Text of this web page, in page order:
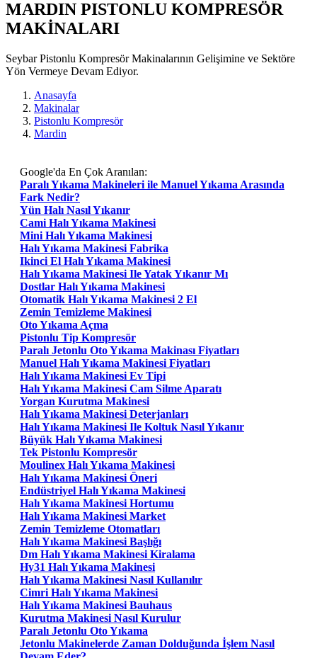
MARDIN PISTONLU KOMPRESÖR
MAKİNALARI
Seybar Pistonlu Kompresör Makinalarının Gelişimine ve Sektöre
Yön Vermeye Devam Ediyor.
Anasayfa
Makinalar
Pistonlu Kompresör
Mardin
Google'da En Çok Aranılan:
Paralı Yıkama Makineleri ile Manuel Yıkama Arasında
Fark Nedir?
Yün Halı Nasıl Yıkanır
Cami Halı Yıkama Makinesi
Mini Halı Yıkama Makinesi
Halı Yıkama Makinesi Fabrika
Ikinci El Halı Yıkama Makinesi
Halı Yıkama Makinesi Ile Yatak Yıkanır Mı
Dostlar Halı Yıkama Makinesi
Otomatik Halı Yıkama Makinesi 2 El
Zemin Temizleme Makinesi
Oto Yıkama Açma
Pistonlu Tip Kompresör
Paralı Jetonlu Oto Yıkama Makinası Fiyatları
Manuel Halı Yıkama Makinesi Fiyatları
Halı Yıkama Makinesi Ev Tipi
Halı Yıkama Makinesi Cam Silme Aparatı
Yorgan Kurutma Makinesi
Halı Yıkama Makinesi Deterjanları
Halı Yıkama Makinesi Ile Koltuk Nasıl Yıkanır
Büyük Halı Yıkama Makinesi
Tek Pistonlu Kompresör
Moulinex Halı Yıkama Makinesi
Halı Yıkama Makinesi Öneri
Endüstriyel Halı Yıkama Makinesi
Halı Yıkama Makinesi Hortumu
Halı Yıkama Makinesi Market
Zemin Temizleme Otomatları
Halı Yıkama Makinesi Başlığı
Dm Halı Yıkama Makinesi Kiralama
Hy31 Halı Yıkama Makinesi
Halı Yıkama Makinesi Nasıl Kullanılır
Cimri Halı Yıkama Makinesi
Halı Yıkama Makinesi Bauhaus
Kurutma Makinesi Nasıl Kurulur
Paralı Jetonlu Oto Yıkama
Jetonlu Makinelerde Zaman Dolduğunda İşlem Nasıl